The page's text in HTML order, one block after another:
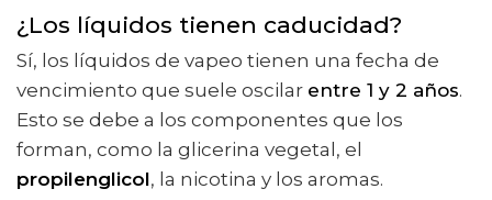
¿Los líquidos tienen caducidad?
Sí, los líquidos de vapeo tienen una fecha de
vencimiento que suele oscilar entre 1 y 2 años.
Esto se debe a los componentes que los
forman, como la glicerina vegetal, el
propilenglicol, la nicotina y los aromas.